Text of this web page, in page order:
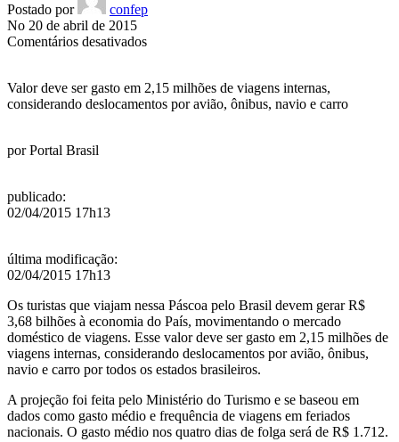
Postado por
confep
No 20 de abril de 2015
Comentários desativadosem
movimenta
R$
Valor deve ser gasto em 2,15 milhões de viagens internas,
considerando deslocamentos por avião, ônibus, navio e carro
porPortal Brasil
publicado:
02/04/2015 17h13
última modificação:
02/04/2015 17h13
Os turistas que viajam nessa Páscoa pelo Brasil devem gerar R$
3,68 bilhões à economia do País, movimentando o mercado
doméstico de viagens. Esse valor deve ser gasto em 2,15 milhões de
viagens internas, considerando deslocamentos por avião, ônibus,
navio e carro por todos os estados brasileiros.
A projeção foi feita pelo Ministério do Turismo e se baseou em
dados como gasto médio e frequência de viagens em feriados
nacionais. O gasto médio nos quatro dias de folga será de R$ 1.712.